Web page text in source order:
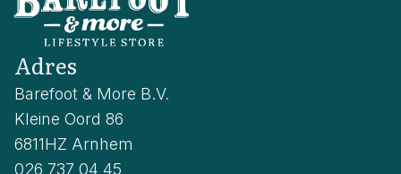
Adres
Barefoot & More B.V.
Kleine Oord 86
6811HZ Arnhem
026 737 04 45